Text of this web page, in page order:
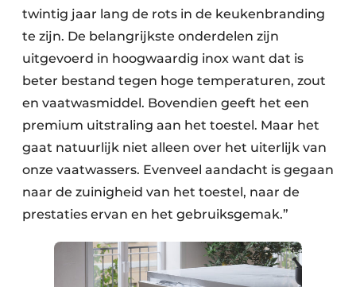
twintig jaar lang de rots in de keukenbranding
te zijn. De belangrijkste onderdelen zijn
uitgevoerd in hoogwaardig inox want dat is
beter bestand tegen hoge temperaturen, zout
en vaatwasmiddel. Bovendien geeft het een
premium uitstraling aan het toestel. Maar het
gaat natuurlijk niet alleen over het uiterlijk van
onze vaatwassers. Evenveel aandacht is gegaan
naar de zuinigheid van het toestel, naar de
prestaties ervan en het gebruiksgemak.”